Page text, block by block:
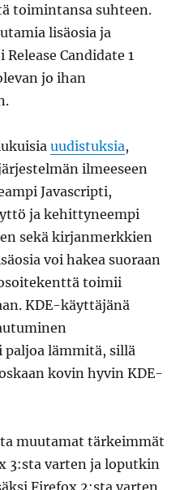
toimintansa suhteen.
lisäosia ja
Candidate 1
jo ihan
uudistuksia,
ilmeeseen
Javascripti,
ja kehittyneempi
sekä kirjanmerkkien
voi hakea suoraan
toimii
KDE-käyttäjänä
lämmitä, sillä
kovin hyvin KDE-
muutamat tärkeimmät
3:sta varten ja loputkin
Firefox 2:sta varten